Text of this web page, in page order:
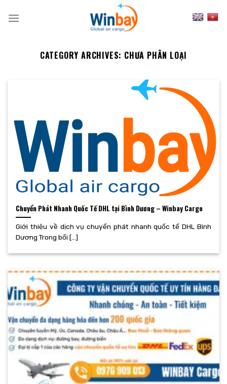
CATEGORY ARCHIVES: CHƯA PHÂN LOẠI
Chuyển Phát Nhanh Quốc Tế DHL tại Bình Dương – Winbay Cargo
Giới thiệu về dịch vụ chuyển phát nhanh quốc tế DHL Bình
Dương Trong bối [...]